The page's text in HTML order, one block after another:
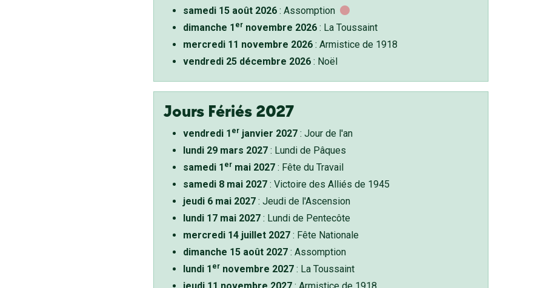
samedi 15 août 2026: Assomption
dimanche 1 ernovembre 2026: La Toussaint
mercredi 11 novembre 2026: Armistice de 1918
vendredi 25 décembre 2026: Noël
Jours Fériés 2027
vendredi 1 erjanvier 2027: Jour de l'an
lundi 29 mars 2027: Lundi de Pâques
samedi 1 ermai 2027: Fête du Travail
samedi 8 mai 2027: Victoire des Alliés de 1945
jeudi 6 mai 2027: Jeudi de l'Ascension
lundi 17 mai 2027: Lundi de Pentecôte
mercredi 14 juillet 2027: Fête Nationale
dimanche 15 août 2027: Assomption
lundi 1 ernovembre 2027: La Toussaint
jeudi 11 novembre 2027: Armistice de 1918